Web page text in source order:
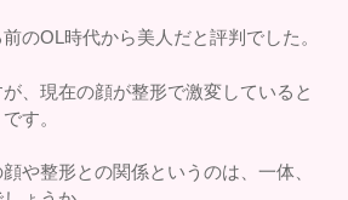
のOL時代から美人だと評判でした。
、現在の顔が整形で激変していると
す。
や整形との関係というのは、一体、